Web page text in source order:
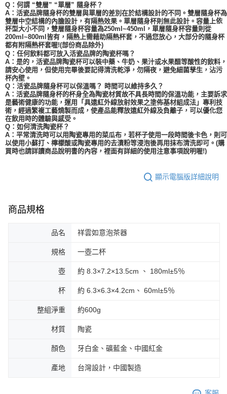
Q：何謂 “雙層” “單層” 隨身杯？
A：活瓷品牌隨身杯的雙層與單層的差別在於結構設計的不同。雙層隨身杯為
雙層中空結構的內膽設計，有隔熱效果。單層隨身杯則無此設計。容量上依
杯型大小不同， 雙層 隨身杯容量為250ml~450ml，單層隨身杯容量則從
200ml~800ml皆有，隔熱上需藉助隔熱杯套，不過您放心，大部分的隨身杯
都有附隔熱杯套喔!(部份商品除外)
Q：任何飲料都可放入活瓷品牌的陶瓷杯嗎？
A：是的，活瓷品牌陶瓷杯可以裝中藥、牛奶、果汁或水果醋等酸性的飲料，
請安心使用，但使用完畢後要記得清洗乾淨，勿隔夜，避免細菌孳生，沾污
杯內壁。
Q：活瓷品牌隨身杯可以保溫嗎？ 時間可以維持多久？
A：活瓷品牌隨身杯的杯身全為陶瓷材質故不具長時間的保溫功能，主要訴求
是藝術健康的功能，運用「具遠紅外線放射效果之塗佈基材組成法」專利技
術，經過繁複工藝燒製而成，使產品能釋放遠紅外線及負離子，可以優化您
在飲用時的體驗與感受。
Q：如何清洗陶瓷杯？
A：平常清洗時可以用陶瓷專用的菜瓜布，若杯子使用一段時間後卡色，則可
以使用小蘇打、檸檬酸或陶瓷專用的去漬粉等浸泡後再用抹布清洗即可。(購
買時也請詳讀商品說明書的內容，裡面有詳細的使用注意事項說明喔!)
顯示電腦版詳細說明
商品規格
品名 祥雲如意泡茶器
規格 一壺二杯
壺 約 8.3×7.2×13.5cm 、 180ml±5％
杯 約 6.3×6.3×4.2cm、 60ml±5％
整組淨重 約600g
材質 陶瓷
顏色 牙白金、礦藍金、中國紅金
產地 台灣設計，中國製造